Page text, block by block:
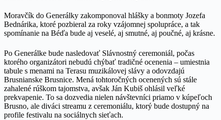
Moravčík do Generálky zakomponoval hlášky a bonmoty Jozefa
Bednárika, ktoré pozbieral za roky vzájomnej spolupráce, a tak
spomínanie na Béďa bude aj veselé, aj smutné, aj poučné, aj krásne.
Po Generálke bude nasledovať Slávnostný ceremoniál, počas
ktorého organizátori nebudú chýbať tradičné ocenenia – umiestnia
tabule s menami na Terasu muzikálovej slávy a odovzdajú
Brusnianske Brusnice. Mená tohtoročných ocenených sú stále
zahalené rúškom tajomstva, avšak Ján Kubiš ohlásil veľké
prekvapenie. To sa dozvedia nielen návštevníci priamo v kúpeľoch
Brusno, ale diváci streamu z ceremoniálu, ktorý bude dostupný na
profile festivalu na sociálnych sieťach.